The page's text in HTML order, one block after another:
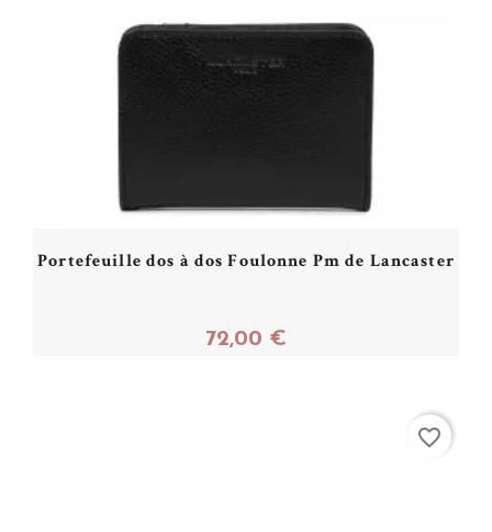
Portefeuille dos à dos Foulonne Pm de Lancaster
72,00 €
favorite_border